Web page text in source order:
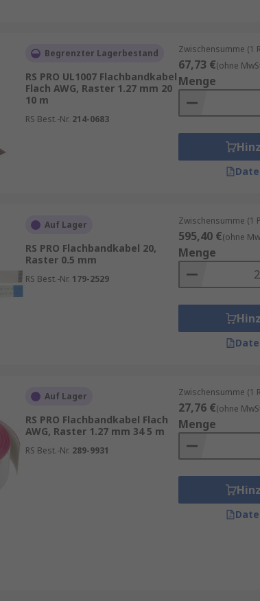
und -kabelstecker.
Begrenzter Lagerbestand
RS PRO UL1007 Flachbandkabel
Flach AWG, Raster 1.27 mm 20
10 m
RS Best.-Nr. 214-0683
Zwischensumme (1
67,73 €(ohne
Menge
Auf Lager
RS PRO Flachbandkabel 20,
Raster 0.5 mm
RS Best.-Nr. 179-2529
Zwischensumme (1
595,40 €(ohne
Menge
Auf Lager
RS PRO Flachbandkabel Flach
AWG, Raster 1.27 mm 34 5 m
RS Best.-Nr. 289-9931
Zwischensumme (1
27,76 €(ohne
Menge